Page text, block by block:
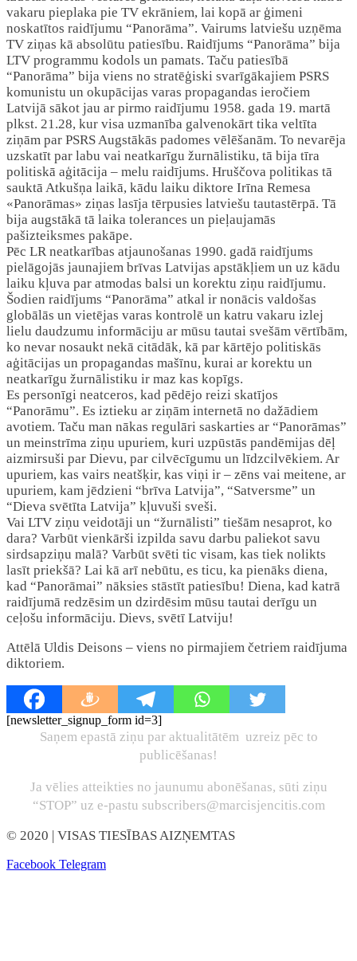
vakaru pieplaka pie TV ekrāniem, lai kopā ar ģimeni
noskatītos raidījumu “Panorāma”. Vairums latviešu uzņēma
TV ziņas kā absolūtu patiesību. Raidījums “Panorāma” bija
LTV programmu kodols un pamats. Taču patiesībā
“Panorāma” bija viens no stratēģiski svarīgākajiem PSRS
komunistu un okupācijas varas propagandas ieročiem
Latvijā sākot jau ar pirmo raidījumu 1958. gada 19. martā
plkst. 21.28, kur visa uzmanība galvenokārt tika veltīta
ziņām par PSRS Augstākās padomes vēlēšanām. To nevarēja
uzskatīt par labu vai neatkarīgu žurnālistiku, tā bija tīra
politiskā aģitācija – melu raidījums. Hruščova politikas tā
sauktā Atkušņa laikā, kādu laiku diktore Irīna Remesa
«Panorāmas» ziņas lasīja tērpusies latviešu tautastērpā. Tā
bija augstākā tā laika tolerances un pieļaujamās
pašizteiksmes pakāpe.
Pēc LR neatkarības atjaunošanas 1990. gadā raidījums
pielāgojās jaunajiem brīvas Latvijas apstākļiem un uz kādu
laiku kļuva par atmodas balsi un korektu ziņu raidījumu.
Šodien raidījums “Panorāma” atkal ir nonācis valdošas
globālās un vietējas varas kontrolē un katru vakaru izlej
lielu daudzumu informāciju ar mūsu tautai svešām vērtībām,
ko nevar nosaukt nekā citādāk, kā par kārtējo politiskās
aģitācijas un propagandas mašīnu, kurai ar korektu un
neatkarīgu žurnālistiku ir maz kas kopīgs.
Es personīgi neatceros, kad pēdējo reizi skatījos
“Panorāmu”. Es iztieku ar ziņām internetā no dažādiem
avotiem. Taču man nākas regulāri saskarties ar “Panorāmas”
un meinstrīma ziņu upuriem, kuri uzpūstās pandēmijas dēļ
aizmirsuši par Dievu, par cilvēcīgumu un līdzcilvēkiem. Ar
upuriem, kas vairs neatšķir, kas viņi ir – zēns vai meitene, ar
upuriem, kam jēdzieni “brīva Latvija”, “Satversme” un
“Dieva svētīta Latvija” kļuvuši sveši.
Vai LTV ziņu veidotāji un “žurnālisti” tiešām nesaprot, ko
dara? Varbūt vienkārši izpilda savu darbu paliekot savu
sirdsapziņu malā? Varbūt svēti tic visam, kas tiek nolikts
lasīt priekšā? Lai kā arī nebūtu, es ticu, ka pienāks diena,
kad “Panorāmai” nāksies stāstīt patiesību! Diena, kad katrā
raidījumā redzēsim un dzirdēsim mūsu tautai derīgu un
ceļošu informāciju. Dievs, svētī Latviju!
Attēlā Uldis Deisons – viens no pirmajiem četriem raidījuma
diktoriem.
[newsletter_signup_form id=3]
Saņem epastā ziņu par aktualitātēm uzreiz pēc to
publicēšanas!
Ja vēlies atteikties no jaunumu abonēšanas, sūti ziņu
“STOP” uz e-pastu subscribers@marcisjencitis.com
© 2020 | VISAS TIESĪBAS AIZŅEMTAS
Facebook Telegram